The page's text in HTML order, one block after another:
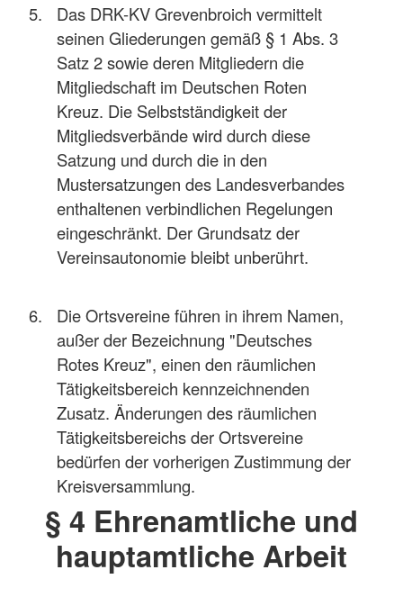
Das DRK-KV Grevenbroich vermittelt
seinen Gliederungen gemäß § 1 Abs. 3
Satz 2 sowie deren Mitgliedern die
Mitgliedschaft im Deutschen Roten
Kreuz. Die Selbstständigkeit der
Mitgliedsverbände wird durch diese
Satzung und durch die in den
Mustersatzungen des Landesverbandes
enthaltenen verbindlichen Regelungen
eingeschränkt. Der Grundsatz der
Vereinsautonomie bleibt unberührt.
Die Ortsvereine führen in ihrem Namen,
außer der Bezeichnung "Deutsches
Rotes Kreuz", einen den räumlichen
Tätigkeitsbereich kennzeichnenden
Zusatz. Änderungen des räumlichen
Tätigkeitsbereichs der Ortsvereine
bedürfen der vorherigen Zustimmung der
Kreisversammlung.
§ 4 Ehrenamtliche und
hauptamtliche Arbeit